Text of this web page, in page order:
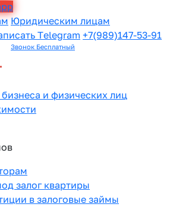
Юридическим лицам
Telegram +7(989)147-53-91
Звонок Бесплатный
и физических лиц
залог квартиры
в залоговые займы